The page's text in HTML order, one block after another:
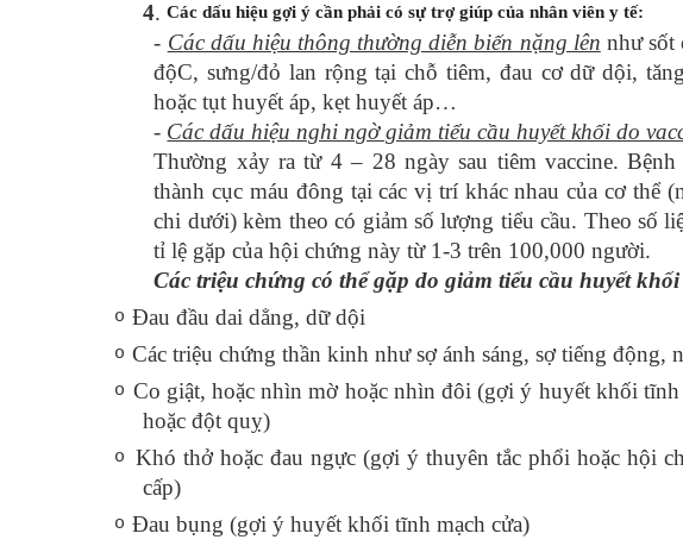
4. Các dấu hiệu gợi ý cần phải có sự trợ giúp của nhân viên y tế:
- Các dấu hiệu thông thường diễn biến nặng lên như sốt
độC, sưng/đỏ lan rộng tại chỗ tiêm, đau cơ dữ dội,
hoặc tụt huyết áp, kẹt huyết áp…
- Các dấu hiệu nghi ngờ giảm tiểu cầu huyết khối do
Thường xảy ra từ 4 – 28 ngày sau tiêm vaccine. Bệnh
thành cục máu đông tại các vị trí khác nhau của cơ thể
chi dưới) kèm theo có giảm số lượng tiểu cầu. Theo số
tỉ lệ gặp của hội chứng này từ 1-3 trên 100,000 người.
Các triệu chứng có thể gặp do giảm tiểu cầu huyết khối
o Đau đầu dai dẳng, dữ dội
o Các triệu chứng thần kinh như sợ ánh sáng, sợ tiếng động,
o Co giật, hoặc nhìn mờ hoặc nhìn đôi (gợi ý huyết khối tĩnh
hoặc đột quỵ)
o Khó thở hoặc đau ngực (gợi ý thuyên tắc phổi hoặc hội
cấp)
o Đau bụng (gợi ý huyết khối tĩnh mạch cửa)